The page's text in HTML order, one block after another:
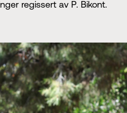
regissert av P. Bikont.